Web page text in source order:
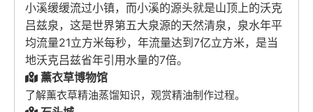
小溪缓缓流过小镇，而小溪的源头就是山顶上的沃克
吕兹泉，这是世界第五大泉源的天然清泉，泉水年平
均流量21立方米每秒，年流量达到7亿立方米，是当
地沃克吕兹省年引用水量的7倍。
薰衣草博物馆
了解薰衣草精油蒸馏知识，观赏精油制作过程。